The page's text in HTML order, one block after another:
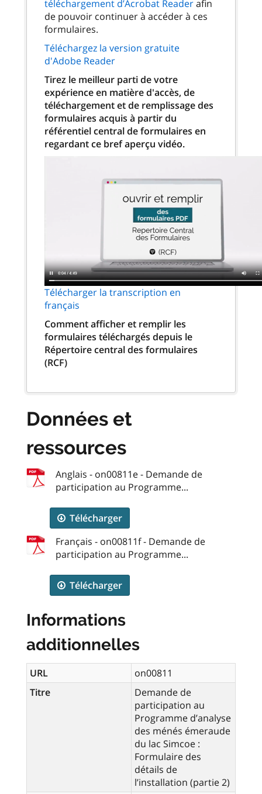
téléchargement d’Acrobat Readerafin
de pouvoir continuer à accéder à ces
formulaires.
Téléchargez la version gratuite
d'Adobe Reader
Tirez le meilleur parti de votre
expérience en matière d'accès, de
téléchargement et de remplissage des
formulaires acquis à partir du
référentiel central de formulaires en
regardant ce bref aperçu vidéo.
Télécharger la transcription en
français
Comment afficher et remplir les
formulaires téléchargés depuis le
Répertoire central des formulaires
(RCF)
Données et
ressources
Anglais - on00811e - Demande de
participation au Programme...
Télécharger
Français - on00811f - Demande de
participation au Programme...
Télécharger
Informations
additionnelles
URL
on00811
Titre
Demande de
participation au
Programme d’analyse
des ménés émeraude
du lac Simcoe :
Formulaire des
détails de
l’installation (partie 2)